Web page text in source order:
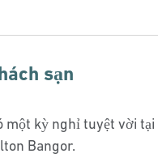
sạn
một kỳ nghỉ tuyệt vời tại
Bangor.